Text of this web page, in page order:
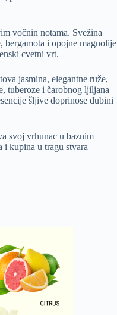
vočnin notama. Svežina
bergamota i opojne magnolije
cvetni vrt.
jasmina, elegantne ruže,
tuberoze i čarobnog ljiljana
šljive doprinose dubini
svoj vrhunac u baznim
i kupina u tragu stvara